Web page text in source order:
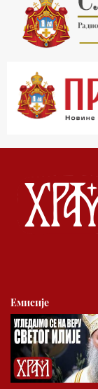
22.03 Црквена
23.00 Питања и
00.03 Гугл пита
01.03 Живе
*најважније
Емисије